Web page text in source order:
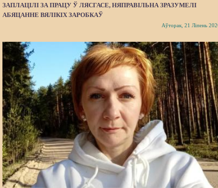
ЗАПЛАЦІЛІ ЗА ПРАЦУ Ў ЛЯСГАСЕ, НЯПРАВІЛЬНА ЗРАЗУМЕЛІ
АБЯЦАННЕ ВЯЛІКІХ ЗАРОБКАЎ
Аўторак, 21 Ліпень